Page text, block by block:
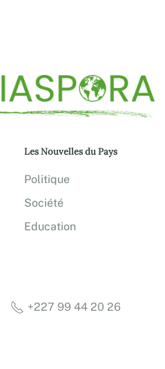
Les Nouvelles du Pays
Politique
Société
Education
+227 99 44 20 26